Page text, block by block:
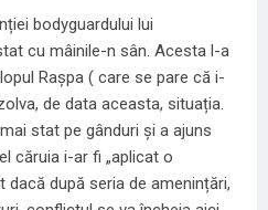
bodyguardului lui
cu mâinile-n sân. Acesta l-a
Rașpa ( care se pare că i-
de data aceasta, situația.
stat pe gânduri și a ajuns
căruia i-ar fi „aplicat o
dacă după seria de amenințări,